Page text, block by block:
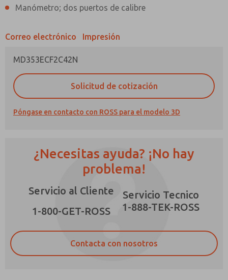
Manómetro; dos puertos de calibre
Correo electrónico Impresión
MD353ECF2C42N
Solicitud de cotización
Póngase en contacto con ROSS para el modelo 3D
¿Necesitas ayuda? ¡No hay
problema!
Servicio al Cliente
1-800-GET-ROSS
Servicio Tecnico
1-888-TEK-ROSS
Contacta con nosotros
¿Método de Contacto Preferido?
Correo Electrónico
Teléfono
Envíenme actualizaciones periódicas sobre
características, capacidades del producto y
que los datos que proporcione se recopilarán
y almacenarán electrónicamente. Mis datos se
utilizan únicamente con fines estrictamente
solicitud. Al enviar el formulario de contacto,
acepto el procesamiento.